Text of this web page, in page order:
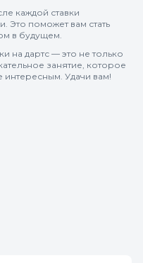
каждой ставки
Это поможет вам стать
в будущем.
на дартс — это не только
занятие, которое
Удачи вам!